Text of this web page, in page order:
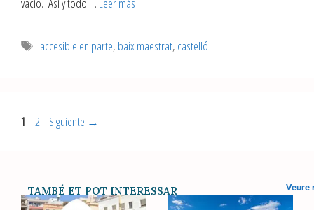
accesible en parte, baix maestrat, castelló
1 2 Siguiente →
TAMBÉ ET POT INTERESSAR Veure